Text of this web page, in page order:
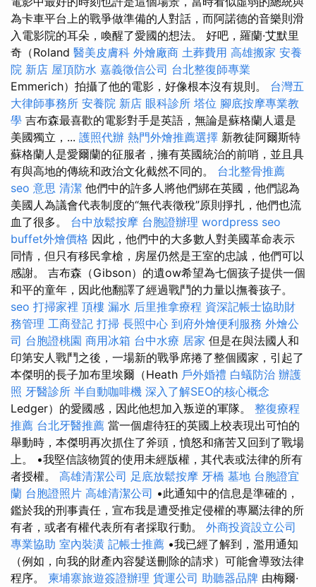
為卡車平台上的戰爭做準備的人對話，而阿諾德的音樂則滑
入電影院的耳朵，喚醒了愛國的想法。 好吧，羅蘭·艾默里
奇（Roland 醫美皮膚科 外燴廠商 土葬費用 高雄搬家 安養
院 新店 屋頂防水 嘉義徵信公司 台北整復師專業
Emmerich）拍攝了他的電影，好像根本沒有規則。 台灣五
大律師事務所 安養院 新店 眼科診所 塔位 腳底按摩專業教
學 吉布森最喜歡的電影對手是英語，無論是蘇格蘭人還是
美國獨立，... 護照代辦 熱門外燴推薦選擇 新教徒阿爾斯特
蘇格蘭人是愛爾蘭的征服者，擁有英國統治的前哨，並且具
有與高地的傳統和政治文化截然不同的。 台北整骨推薦
seo 意思 清潔 他們中的許多人將他們綁在英國，他們認為
美國人為議會代表制度的“無代表徵稅”原則掙扎，他們也流
血了很多。 台中放鬆按摩 台胞證辦理 wordpress seo
buffet外燴價格 因此，他們中的大多數人對美國革命表示
同情，但只有移民拿槍，房屋仍然是王室的忠誠，他們可以
感謝。 吉布森（Gibson）的遺ow希望為七個孩子提供一個
和平的童年，因此他翻譯了經過戰鬥的力量以撫養孩子。
seo 打掃家裡 頂樓 漏水 后里推拿療程 資深記帳士協助財
務管理 工商登記 打掃 長照中心 到府外燴便利服務 外燴公
司 台胞證桃園 商用冰箱 台中水療 居家 但是在與法國人和
印第安人戰鬥之後，一場新的戰爭席捲了整個國家，引起了
本傑明的長子加布里埃爾（Heath 戶外婚禮 白蟻防治 辦護
照 牙醫診所 半自動咖啡機 深入了解SEO的核心概念
Ledger）的愛國感，因此他想加入叛逆的軍隊。 整復療程
推薦 台北牙醫推薦 當一個虐待狂的英國上校表現出可怕的
舉動時，本傑明再次抓住了斧頭，憤怒和痛苦又回到了戰場
上。 •我堅信該物質的使用未經版權，其代表或法律的所有
者授權。 高雄清潔公司 足底放鬆按摩 牙橋 墓地 台胞證宜
蘭 台胞證照片 高雄清潔公司 •此通知中的信息是準確的，
鑑於我的刑事責任，宣布我是遭受推定侵權的專屬法律的所
有者，或者有權代表所有者採取行動。 外商投資設立公司
專業協助 室內裝潢 記帳士推薦 •我已經了解到，濫用通知
（例如，向我的財產內容髮送刪除的請求）可能會導致法律
程序。 柬埔寨旅遊簽證辦理 貨運公司 助聽器品牌 由梅爾·